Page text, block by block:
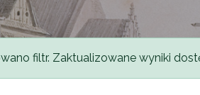
filtr. Zaktualizowane wyniki